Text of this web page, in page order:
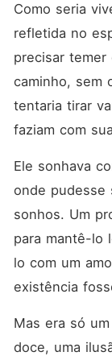
Como seria
refletida no
precisar temer
caminho, sem
tentaria tirar
faziam com
Ele sonhava
onde pudesse
sonhos. Um
para mantê-lo
lo com um
existência
Mas era só
doce, uma